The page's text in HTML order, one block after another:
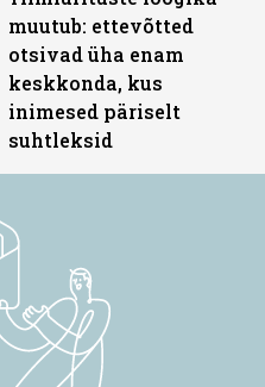
muutub: ettevõtted
otsivad üha enam
keskkonda, kus
inimesed päriselt
suhtleksid